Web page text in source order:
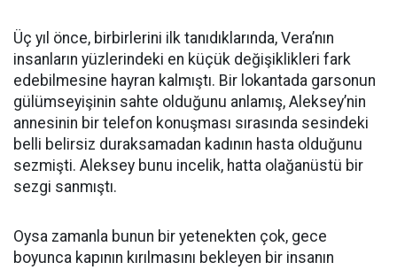
Üç yıl önce, birbirlerini ilk tanıdıklarında, Vera’nın
insanların yüzlerindeki en küçük değişiklikleri fark
edebilmesine hayran kalmıştı. Bir lokantada garsonun
gülümseyişinin sahte olduğunu anlamış, Aleksey’nin
annesinin bir telefon konuşması sırasında sesindeki
belli belirsiz duraksamadan kadının hasta olduğunu
sezmişti. Aleksey bunu incelik, hatta olağanüstü bir
sezgi sanmıştı.
Oysa zamanla bunun bir yetenekten çok, gece
boyunca kapının kırılmasını bekleyen bir insanın